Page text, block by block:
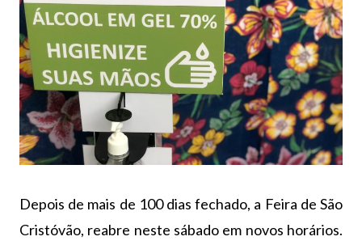
Depois de mais de 100 dias fechado, a Feira de São
Cristóvão, reabre neste sábado em novos horários.